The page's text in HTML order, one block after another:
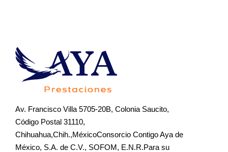
Av. Francisco Villa 5705-20B, Colonia Saucito,
Código Postal 31110,
Chihuahua,Chih.,MéxicoConsorcio Contigo Aya de
México, S.A. de C.V., SOFOM, E.N.R.Para su